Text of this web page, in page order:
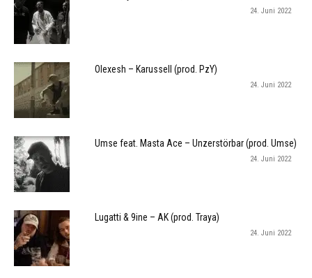
24. Juni 2022
Olexesh – Karussell (prod. PzY)
24. Juni 2022
Umse feat. Masta Ace – Unzerstörbar (prod. Umse)
24. Juni 2022
Lugatti & 9ine – AK (prod. Traya)
24. Juni 2022